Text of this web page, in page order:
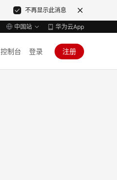
不再显示此消息
中国站 华为云App
控制台 登录 注册